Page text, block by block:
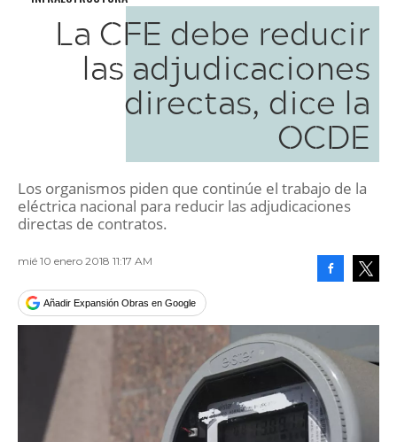
La CFE debe reducir
las adjudicaciones
directas, dice la
OCDE
Los organismos piden que continúe el trabajo de la
eléctrica nacional para reducir las adjudicaciones
directas de contratos.
mié 10 enero 2018 11:17 AM
Añadir Expansión Obras en Google